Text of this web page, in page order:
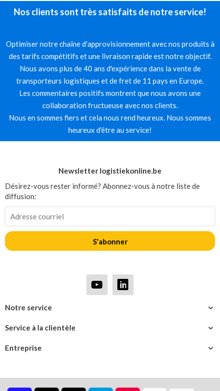
Nos clients sont très satisfaits de notre service!
Optimiser notre chaîne d'approvisionnement avec nos produits à
des tarifs compétitifs et une livraison rapide est notre objectif.
Nous avons plus de 40 ans d'expérience dans la vente de
transporteurs logistiques et de fret de 11 pays en Europe.
Les commentaires positifs montrent que nous avons une
collaboration fructueuse avec nos clients.
Nous en sommes fiers et cela nous rend heureux. Nous sommes
heureux d'être au service!
Entreprise
Service à la clientèle
Notre service
Newsletter logistiekonline.be
Désirez-vous rester informé? Abonnez-vous à notre liste de
diffusion:
S'abonner